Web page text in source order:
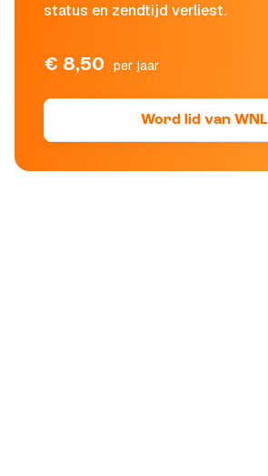
status en zendtijd verliest.
€ 8,50 per jaar
Word lid van WNL